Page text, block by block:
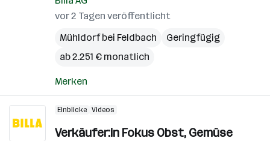
vor 2 Tagen veröffentlicht
Mühldorf bei Feldbach
Geringfügig
ab 2.251 € monatlich
Merken
Einblicke Videos
Verkäufer:in Fokus Obst, Gemüse